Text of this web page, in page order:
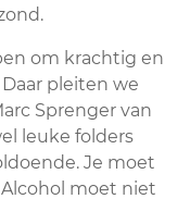
om krachtig en
pleiten we
Sprenger van
leuke folders
Je moet
moet niet